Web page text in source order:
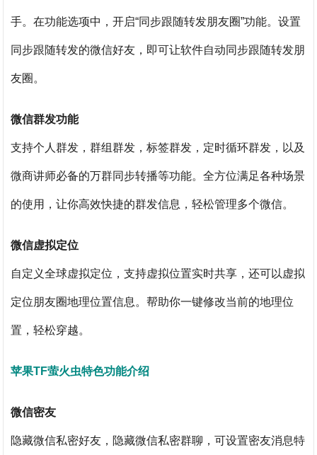
手。在功能选项中，开启“同步跟随转发朋友圈”功能。设置
同步跟随转发的微信好友，即可让软件自动同步跟随转发朋
友圈。
微信群发功能
支持个人群发，群组群发，标签群发，定时循环群发，以及
微商讲师必备的万群同步转播等功能。全方位满足各种场景
的使用，让你高效快捷的群发信息，轻松管理多个微信。
微信虚拟定位
自定义全球虚拟定位，支持虚拟位置实时共享，还可以虚拟
定位朋友圈地理位置信息。帮助你一键修改当前的地理位
置，轻松穿越。
苹果TF萤火虫特色功能介绍
微信密友
隐藏微信私密好友，隐藏微信私密群聊，可设置密友消息特